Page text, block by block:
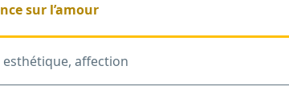
sur l’amour
affection